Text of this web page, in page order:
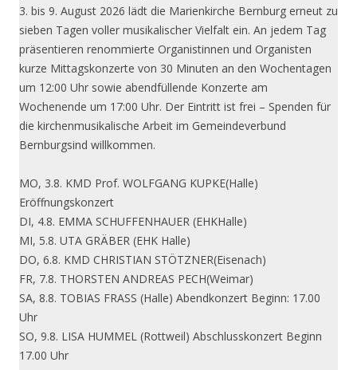
3. bis 9. August 2026 lädt die Marienkirche Bernburg erneut zu
sieben Tagen voller musikalischer Vielfalt ein. An jedem Tag
präsentieren renommierte Organistinnen und Organisten
kurze Mittagskonzerte von 30 Minuten an den Wochentagen
um 12:00 Uhr sowie abendfüllende Konzerte am
Wochenende um 17:00 Uhr. Der Eintritt ist frei – Spenden für
die kirchenmusikalische Arbeit im Gemeindeverbund
Bernburgsind willkommen.
MO, 3.8. KMD Prof. WOLFGANG KUPKE(Halle)
Eröffnungskonzert
DI, 4.8. EMMA SCHUFFENHAUER (EHKHalle)
MI, 5.8. UTA GRÄBER (EHK Halle)
DO, 6.8. KMD CHRISTIAN STÖTZNER(Eisenach)
FR, 7.8. THORSTEN ANDREAS PECH(Weimar)
SA, 8.8. TOBIAS FRASS (Halle) Abendkonzert Beginn: 17.00
Uhr
SO, 9.8. LISA HUMMEL (Rottweil) Abschlusskonzert Beginn
17.00 Uhr